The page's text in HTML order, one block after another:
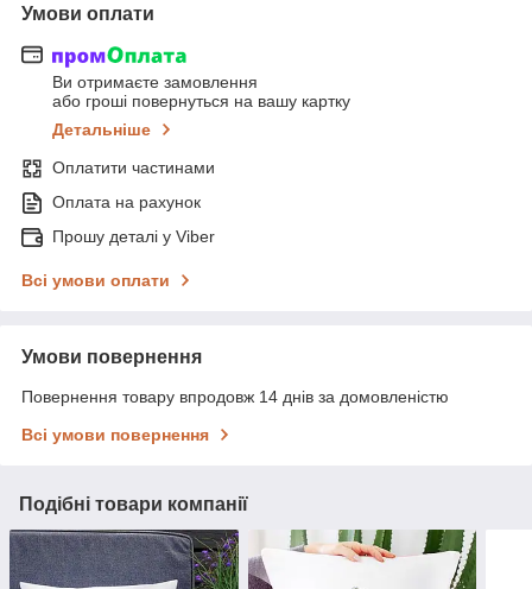
Умови оплати
Ви отримаєте замовлення
або гроші повернуться на вашу картку
Детальніше
Оплатити частинами
Оплата на рахунок
Прошу деталі у Viber
Всі умови оплати
Умови повернення
Повернення товару впродовж 14 днів за домовленістю
Всі умови повернення
Подібні товари компанії